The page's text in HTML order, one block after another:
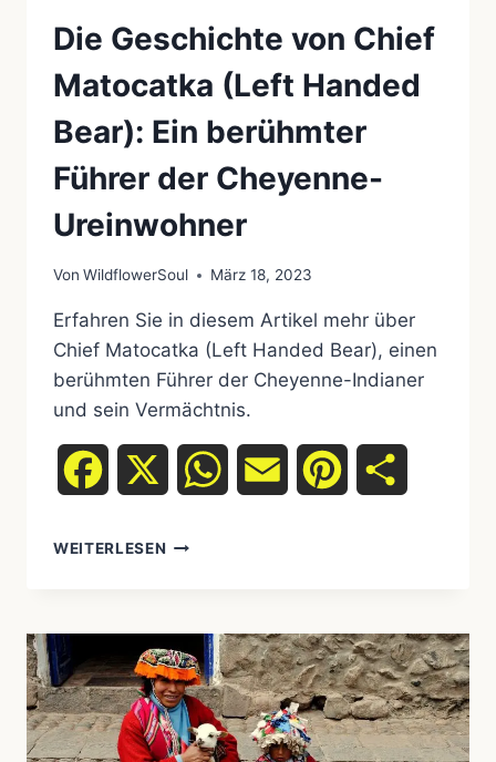
Die Geschichte von Chief
Matocatka (Left Handed
Bear): Ein berühmter
Führer der Cheyenne-
Ureinwohner
Von WildflowerSoul März 18, 2023
Erfahren Sie in diesem Artikel mehr über
Chief Matocatka (Left Handed Bear), einen
berühmten Führer der Cheyenne-Indianer
und sein Vermächtnis.
Facebook WhatsAppEmail Pinterest
WEITERLESEN DIE
MATOCATKA
(LEFT
HANDED
BEAR):
EIN
BERÜHMTER